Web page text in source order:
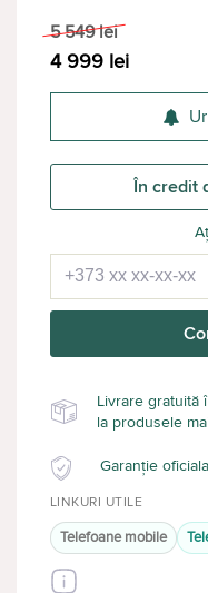
5 549 lei
4 999 lei
În credit
Livrare gratuită
la produsele
Garanție
LINKURI UTILE
Telefoane mobile